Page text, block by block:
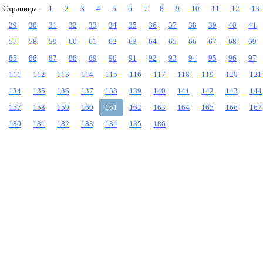
Страницы: 1 2 3 4 5 6 7 8 9 10 11 12
13
29
30 31 32 33 34 35 36 37 38 39 40
41
57
58 59 60 61 62 63 64 65 66 67 68
69
85
86 87 88 89 90 91 92 93 94 95 96
97
111
112 113 114 115 116 117 118 119 120
121
134
135 136 137 138 139 140 141 142 143
144
157
158 159 160 161 162 163 164 165 166
167
180
181 182 183 184 185 186